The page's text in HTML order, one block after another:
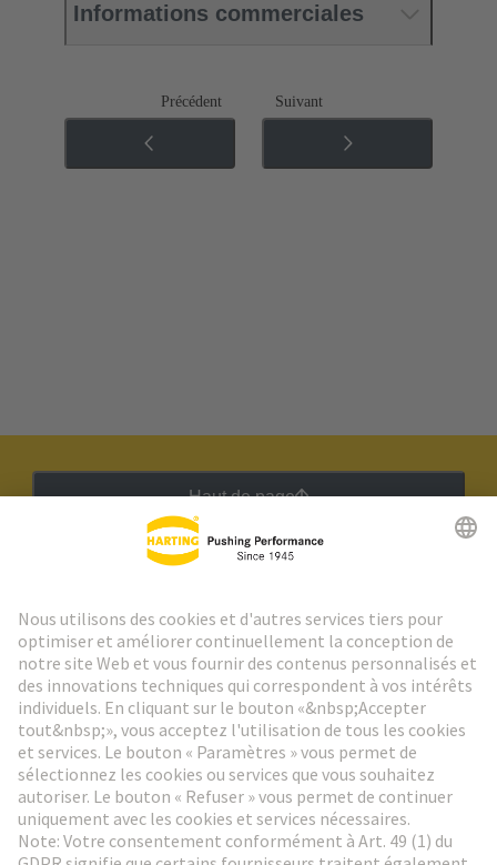
Informations commerciales
Précédent Suivant
Haut de page
Aller à l'inscription
Social Media